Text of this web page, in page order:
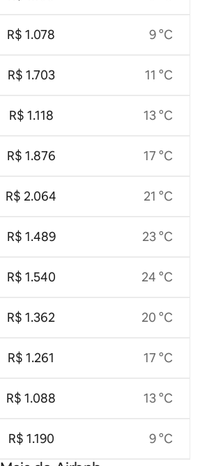
R$ 1.078
R$ 1.703
R$ 1.118
R$ 1.876
R$ 2.064
R$ 1.489
R$ 1.540
R$ 1.362
R$ 1.261
R$ 1.088
R$ 1.190
9 °C
11 °C
13 °C
17 °C
21 °C
23 °C
24 °C
20 °C
17 °C
13 °C
9 °C